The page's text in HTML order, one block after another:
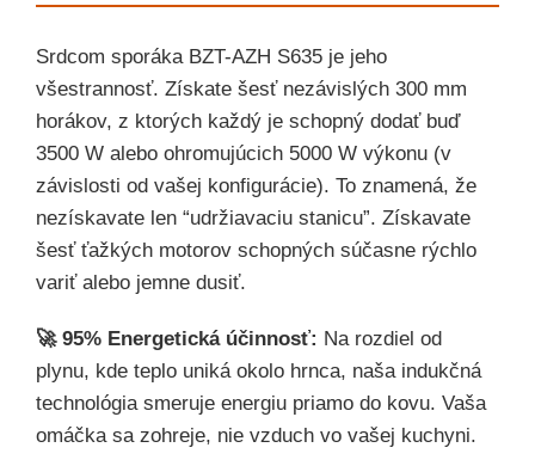
Srdcom sporáka BZT-AZH S635 je jeho
všestrannosť. Získate šesť nezávislých 300 mm
horákov, z ktorých každý je schopný dodať buď
3500 W alebo ohromujúcich 5000 W výkonu (v
závislosti od vašej konfigurácie). To znamená, že
nezískavate len “udržiavaciu stanicu”. Získavate
šesť ťažkých motorov schopných súčasne rýchlo
variť alebo jemne dusiť.
🚀 95% Energetická účinnosť: Na rozdiel od
plynu, kde teplo uniká okolo hrnca, naša indukčná
technológia smeruje energiu priamo do kovu. Vaša
omáčka sa zohreje, nie vzduch vo vašej kuchyni.